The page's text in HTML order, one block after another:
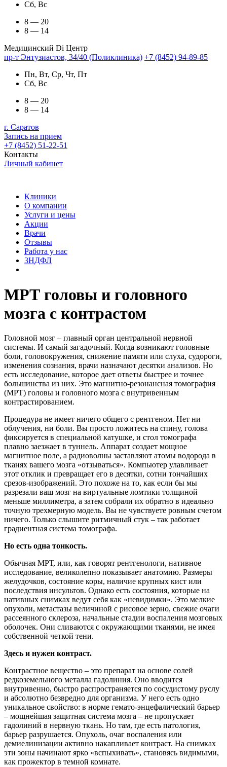
Сб, Вс
8 — 20
8 — 14
Медицинский Di Центр
пр-т Энтузиастов, 34/40 (Поликлиника) +7 (8452) 94-89-85
Пн, Вт, Ср, Чт, Пт
Сб, Вс
8 — 20
8 — 14
г. Саратов
Запись на прием
+7 (8452) 51-22-51
Контакты
Личный кабинет
Клиники
О компании
Услуги и цены
Акции
Врачи
Отзывы
Работа у нас
3НДФЛ
МРТ головы и головного
мозга с контрастом
Головной мозг – главный орган центральной нервной
системы. И самый загадочный. Когда возникают головные
боли, головокружения, снижение памяти или слуха, судороги,
изменения сознания, врачи назначают десятки анализов. Но
есть исследование, которое дает ответы быстрее и точнее
большинства из них. Это магнитно-резонансная томография
(МРТ) головы и головного мозга с внутривенным
контрастированием.
Процедура не имеет ничего общего с рентгеном. Нет ни
облучения, ни боли. Вы просто ложитесь на спину, голова
фиксируется в специальной катушке, и стол томографа
плавно заезжает в туннель. Аппарат создает мощное
магнитное поле, а радиоволны заставляют атомы водорода в
тканях вашего мозга «отзываться». Компьютер улавливает
этот отклик и превращает его в десятки, сотни тончайших
срезов-изображений. Это похоже на то, как если бы мы
разрезали ваш мозг на виртуальные ломтики толщиной
меньше миллиметра, а затем собрали их обратно в идеально
точную трехмерную модель. Вы не чувствуете ровным счетом
ничего. Только слышите ритмичный стук – так работает
градиентная система томографа.
Но есть одна тонкость.
Обычная МРТ, или, как говорят рентгенологи, нативное
исследование, великолепно показывает анатомию. Размеры
желудочков, состояние коры, наличие крупных кист или
последствия инсультов. Однако есть состояния, которые на
нативных снимках ведут себя как «невидимки». Это мелкие
опухоли, метастазы величиной с рисовое зерно, свежие очаги
рассеянного склероза, начальные стадии воспаления мозговых
оболочек. Они сливаются с окружающими тканями, не имея
собственной четкой тени.
Здесь и нужен контраст.
Контрастное вещество – это препарат на основе солей
редкоземельного металла гадолиния. Оно вводится
внутривенно, быстро распространяется по сосудистому руслу
и абсолютно безвредно для организма. У него есть одно
уникальное свойство: в норме гемато-энцефалический барьер
– мощнейшая защитная система мозга – не пропускает
гадолиний в нервную ткань. Но там, где есть патология,
барьер разрушается. Опухоль, очаг воспаления или
демиелинизации активно накапливает контраст. На снимках
эти зоны начинают ярко «вспыхивать», становясь видимыми,
как прожектор в темной комнате.